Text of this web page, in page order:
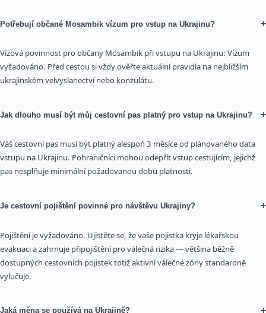
Potřebují občané Mosambik vízum pro vstup na Ukrajinu? +
Vízová povinnost pro občany Mosambik při vstupu na Ukrajinu: Vízum
vyžadováno. Před cestou si vždy ověřte aktuální pravidla na nejbližším
ukrajinském velvyslanectví nebo konzulátu.
Jak dlouho musí být můj cestovní pas platný pro vstup na Ukrajinu? +
Váš cestovní pas musí být platný alespoň 3 měsíce od plánovaného data
vstupu na Ukrajinu. Pohraničníci mohou odepřít vstup cestujícím, jejichž
pas nesplňuje minimální požadovanou dobu platnosti.
Je cestovní pojištění povinné pro návštěvu Ukrajiny? +
Pojištění je vyžadováno. Ujistěte se, že vaše pojistka kryje lékařskou
evakuaci a zahrnuje připojištění pro válečná rizika — většina běžně
dostupných cestovních pojistek totiž aktivní válečné zóny standardně
vylučuje.
Jaká měna se používá na Ukrajině? +